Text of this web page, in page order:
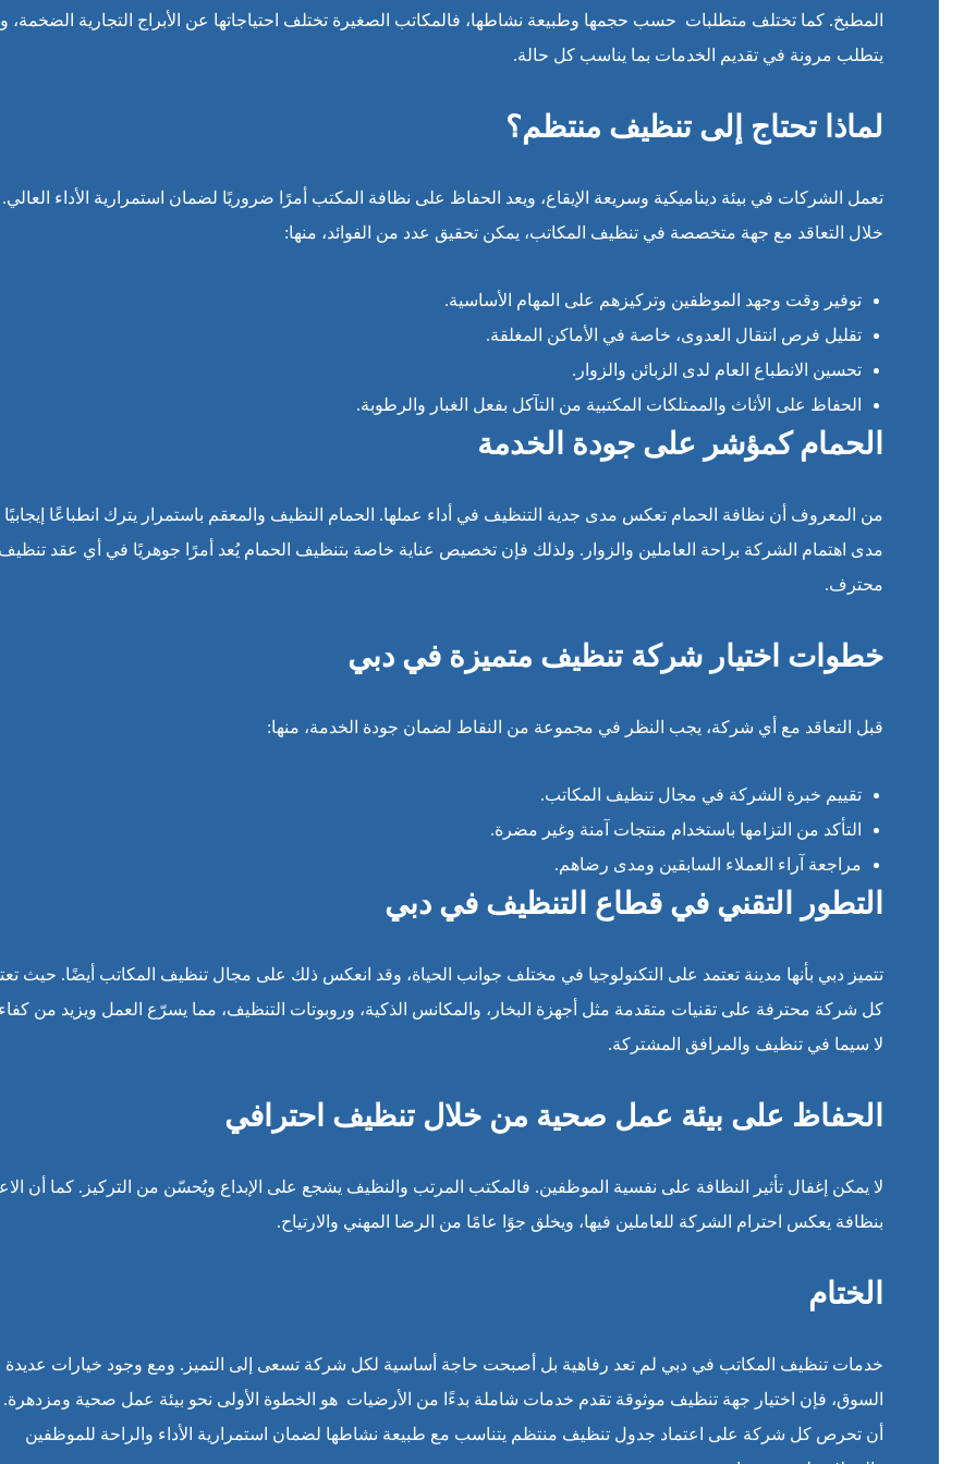
المطبخ. كما تختلف متطلبات حسب حجمها وطبيعة نشاطها، فالمكاتب الصغيرة تختلف احتياجاتها عن الأبراج التجارية الضخمة،
يتطلب مرونة في تقديم الخدمات بما يناسب كل حالة.
لماذا تحتاج إلى تنظيف منتظم؟
تعمل الشركات في بيئة ديناميكية وسريعة الإيقاع، ويعد الحفاظ على نظافة المكتب أمرًا ضروريًا لضمان استمرارية الأداء
خلال التعاقد مع جهة متخصصة في تنظيف المكاتب، يمكن تحقيق عدد من الفوائد، منها:
توفير وقت وجهد الموظفين وتركيزهم على المهام الأساسية.
تقليل فرص انتقال العدوى، خاصة في الأماكن المغلقة.
تحسين الانطباع العام لدى الزبائن والزوار.
الحفاظ على الأثاث والممتلكات المكتبية من التآكل بفعل الغبار والرطوبة.
الحمام كمؤشر على جودة الخدمة
من المعروف أن نظافة الحمام تعكس مدى جدية التنظيف في أداء عملها. الحمام النظيف والمعقم باستمرار يترك انطباعًا
مدى اهتمام الشركة براحة العاملين والزوار. ولذلك فإن تخصيص عناية خاصة بتنظيف الحمام يُعد أمرًا جوهريًا في أي عقد تنظيف
محترف.
خطوات اختيار شركة تنظيف متميزة في دبي
قبل التعاقد مع أي شركة، يجب النظر في مجموعة من النقاط لضمان جودة الخدمة، منها:
تقييم خبرة الشركة في مجال تنظيف المكاتب.
التأكد من التزامها باستخدام منتجات آمنة وغير مضرة.
مراجعة آراء العملاء السابقين ومدى رضاهم.
التطور التقني في قطاع التنظيف في دبي
تتميز دبي بأنها مدينة تعتمد على التكنولوجيا في مختلف جوانب الحياة، وقد انعكس ذلك على مجال تنظيف المكاتب أيضًا. حيث
كل شركة محترفة على تقنيات متقدمة مثل أجهزة البخار، والمكانس الذكية، وروبوتات التنظيف، مما يسرّع العمل ويزيد من
لا سيما في تنظيف والمرافق المشتركة.
الحفاظ على بيئة عمل صحية من خلال تنظيف احترافي
لا يمكن إغفال تأثير النظافة على نفسية الموظفين. فالمكتب المرتب والنظيف يشجع على الإبداع ويُحسّن من التركيز. كما أن
بنظافة يعكس احترام الشركة للعاملين فيها، ويخلق جوًا عامًا من الرضا المهني والارتياح.
الختام
خدمات تنظيف المكاتب في دبي لم تعد رفاهية بل أصبحت حاجة أساسية لكل شركة تسعى إلى التميز. ومع وجود خيارات
السوق، فإن اختيار جهة تنظيف موثوقة تقدم خدمات شاملة بدءًا من الأرضيات هو الخطوة الأولى نحو بيئة عمل صحية
أن تحرص كل شركة على اعتماد جدول تنظيف منتظم يتناسب مع طبيعة نشاطها لضمان استمرارية الأداء والراحة للموظفين